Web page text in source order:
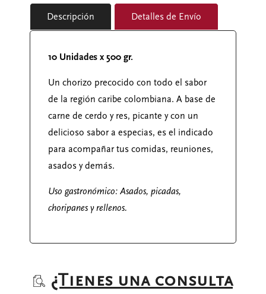
Descripción Detalles de Envío
10 Unidades x 500 gr.
Un chorizo precocido con todo el sabor
de la región caribe colombiana. A base de
carne de cerdo y res, picante y con un
delicioso sabor a especias, es el indicado
para acompañar tus comidas, reuniones,
asados y demás.
Uso gastronómico: Asados, picadas,
choripanes y rellenos.
¿Tienes una consulta